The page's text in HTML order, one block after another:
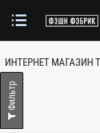
ИНТЕРНЕТ МАГАЗИН
Фильтр